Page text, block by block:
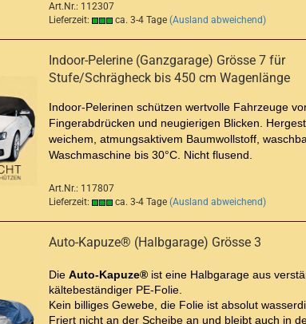
Art.Nr.: 112307
Lieferzeit:
ca. 3-4 Tage (Ausland abweichend)
Indoor-Pelerine (Ganzgarage) Grösse 7 für
Stufe/Schrägheck bis 450 cm Wagenlänge
Indoor-Pelerinen schützen wertvolle Fahrzeuge
Fingerabdrücken und neugierigen Blicken.
weichem, atmungsaktivem Baumwollstoff,
Waschmaschine bis 30°C. Nicht flusend.
Art.Nr.: 117807
Lieferzeit:
ca. 3-4 Tage (Ausland abweichend)
Auto-Kapuze® (Halbgarage) Grösse 3
Die Auto-Kapuze® ist eine Halbgarage aus
kältebeständiger PE-Folie.
Kein billiges Gewebe, die Folie ist absolut
Friert nicht an der Scheibe an und bleibt auch in